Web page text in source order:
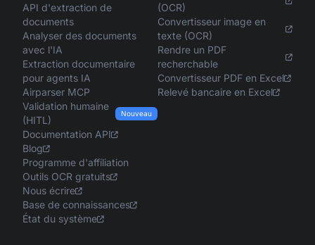
API d'extraction de
documents
Analyser des documents
avec l'IA
Extraction documentaire
pour agents IA
Airparser MCP
Validation humaine
(HITL)
Nouveau
Documentation API
Blog
Programme d'affiliation
Outils OCR gratuits
Nous écrire
Base de connaissances
État du système
(OCR)
Convertisseur image en
texte (OCR)
Rendre un PDF
recherchable
Convertisseur PDF en Excel
Relevé bancaire en Excel